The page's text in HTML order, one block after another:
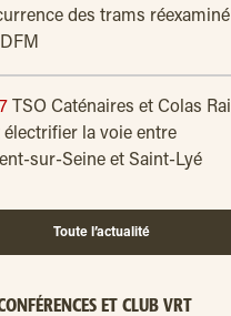
des trams réexaminé
TSO Caténaires et Colas Rail
électrifier la voie entre
sur-Seine et Saint-Lyé
Toute l’actualité
ET CLUB VRT